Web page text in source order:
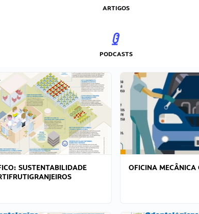
ARTIGOS
PODCASTS
SUSTENTABILIDADE
OFICINA MECÂNICA